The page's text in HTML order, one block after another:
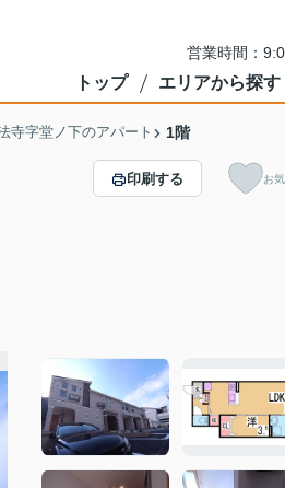
営業時間：
トップ エリアから探す
寺字堂ノ下のアパート 1階
印刷する お